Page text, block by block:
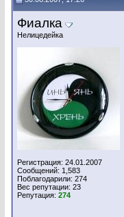
Фиалка
Нелицедейка
Регистрация: 24.01.2007
Сообщений: 1,583
Поблагодарили: 274
Вес репутации: 23
Репутация: 274